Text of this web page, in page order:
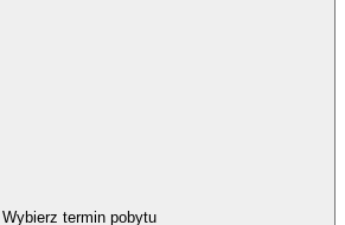
Wybierz termin pobytu